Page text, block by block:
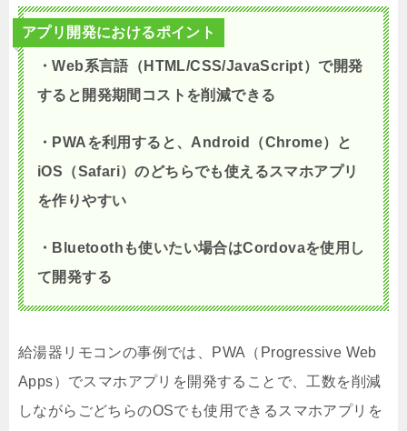
アプリ開発におけるポイント
・Web系言語（HTML/CSS/JavaScript）で開発
すると開発期間コストを削減できる
・PWAを利用すると、Android（Chrome）と
iOS（Safari）のどちらでも使えるスマホアプリ
を作りやすい
・Bluetoothも使いたい場合はCordovaを使用し
て開発する
給湯器リモコンの事例では、PWA（Progressive Web
Apps）でスマホアプリを開発することで、工数を削減
しながらごどちらのOSでも使用できるスマホアプリを